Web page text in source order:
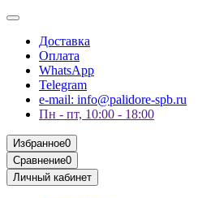
Доставка
Оплата
WhatsApp
Telegram
e-mail: info@palidore-spb.ru
Пн - пт, 10:00 - 18:00
Избранное0
Сравнение0
Личный кабинет